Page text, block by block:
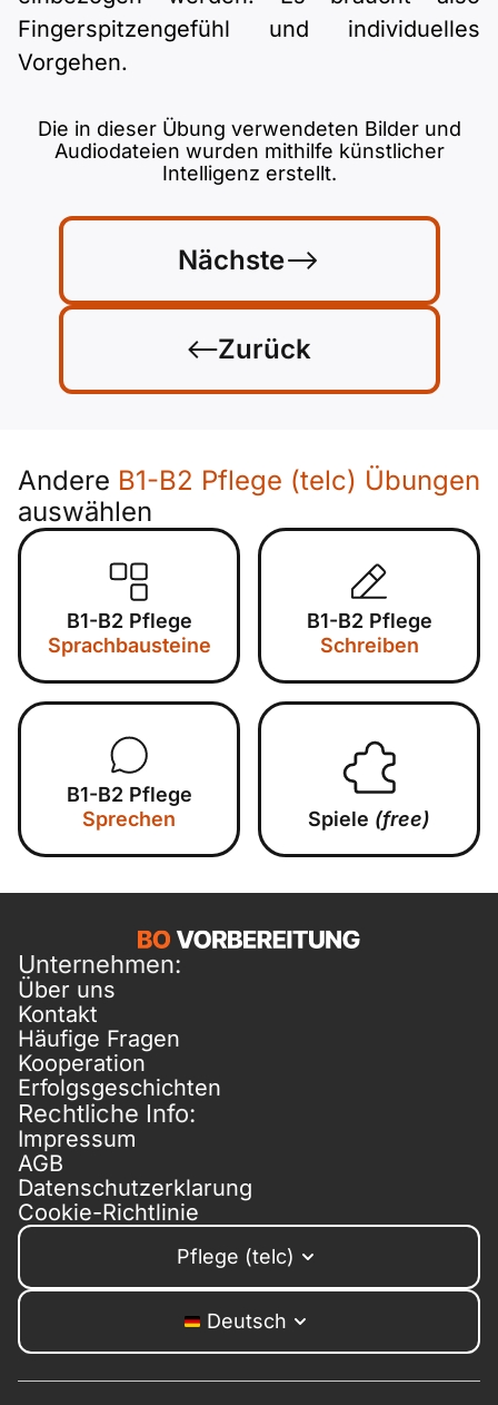
Fingerspitzengefühl und individuelles
Vorgehen.
Zurück
Nächste
Die in dieser Übung verwendeten Bilder und
Audiodateien wurden mithilfe künstlicher
Intelligenz erstellt.
Andere B1-B2 Pflege (telc) Übungen
auswählen
B1-B2 Pflege
Sprachbausteine
B1-B2 Pflege
Schreiben
B1-B2 Pflege
Sprechen
Spiele (free)
Unternehmen:
Über uns
Kontakt
Häufige Fragen
Kooperation
Erfolgsgeschichten
Rechtliche Info:
Impressum
AGB
Datenschutzerklarung
Cookie-Richtlinie
Pflege (telc)
Deutsch